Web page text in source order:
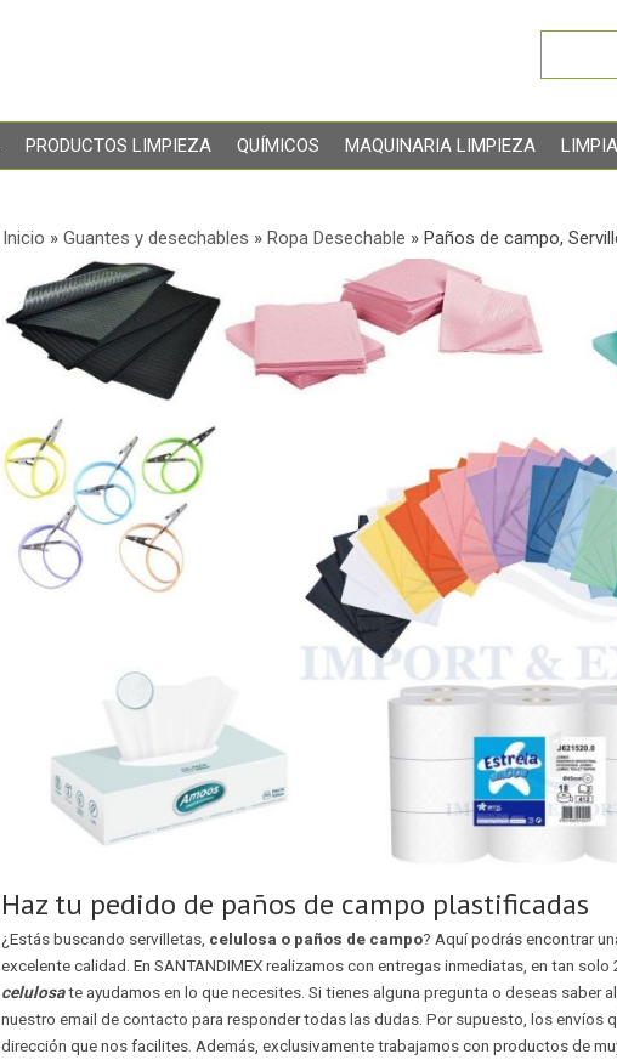
PRODUCTOS LIMPIEZA QUÍMICOS MAQUINARIA LIMPIEZA
Inicio » Guantes y desechables » Ropa Desechable » Paños de campo,
Haz tu pedido de paños de campo plastificadas
¿Estás buscando servilletas, celulosa o paños de campo? Aquí podrás encontrar
excelente calidad. En SANTANDIMEX realizamos con entregas inmediatas, en tan
celulosa te ayudamos en lo que necesites. Si tienes alguna pregunta o deseas
nuestro email de contacto para responder todas las dudas. Por supuesto, los envíos
dirección que nos facilites. Además, exclusivamente trabajamos con productos de